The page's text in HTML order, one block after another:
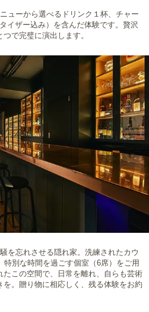
ューから選べるドリンク１杯、チャー
イザー込み）を含んだ体験です。贅沢
で完璧に演出します。
を忘れさせる隠れ家。洗練されたカウ
特別な時間を過ごす個室（6席）をご用
この空間で、日常を離れ、自らも芸術
。贈り物に相応しく、残る体験をお約